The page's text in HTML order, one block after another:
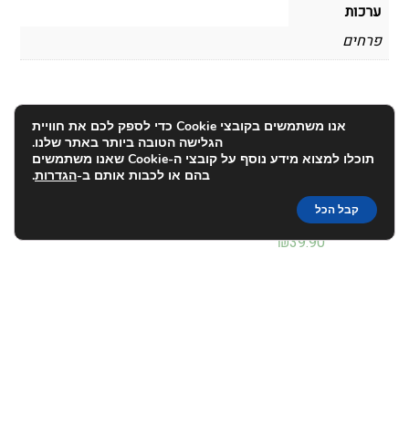
ערכות
פרחים
מוצרים קשורים
אגרטל לפרחים זכוכית
ממוחזרת, עיצוב אומנותי,
ויארט – Viart
₪39.90
אגרטל
אנו משתמשים בקובצי Cookie כדי לספק לכם את חוויית
הגלישה הטובה ביותר באתר שלנו.
תוכלו למצוא מידע נוסף על קובצי ה-Cookie שאנו משתמשים
בהם או לכבות אותם ב-הגדרות.
קבל הכל